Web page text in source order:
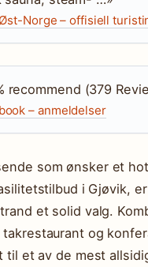
Norge – offisiell
recommend (379
– anmeldelser
som ønsker et
i Gjøvik,
et solid valg.
takrestaurant og
til et av de mest